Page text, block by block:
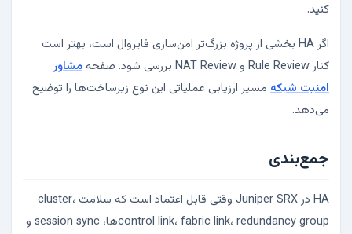
کنید.
اگر HA بخشی از پروژه بزرگ‌تر امن‌سازی فایروال است، بهتر است
کنار Rule Review و NAT Review بررسی شود. صفحه
مشاور
امنیت شبکه مسیر ارزیابی عملیاتی این نوع زیرساخت‌ها را توضیح
می‌دهد.
جمع‌بندی
HA در Juniper SRX وقتی قابل اعتماد است که سلامت cluster،
control link، fabric link، redundancy groupها، session sync و